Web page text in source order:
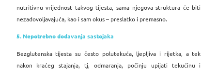
nutritivnu vrijednost takvog tijesta, sama njegova struktura će biti
nezadovoljavajuća, kao i sam okus – preslatko i premasno.
5. Nepotrebno dodavanja sastojaka
Bezglutenska tijesta su često polutekuća, ljepljiva i rijetka, a tek
nakon kraćeg stajanja, tj, odmaranja, počinju upijati tekućinu i